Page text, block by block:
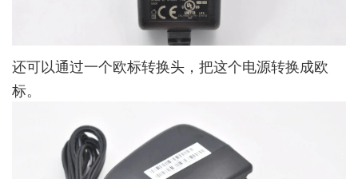
还可以通过一个欧标转换头，把这个电源转换成欧
标。